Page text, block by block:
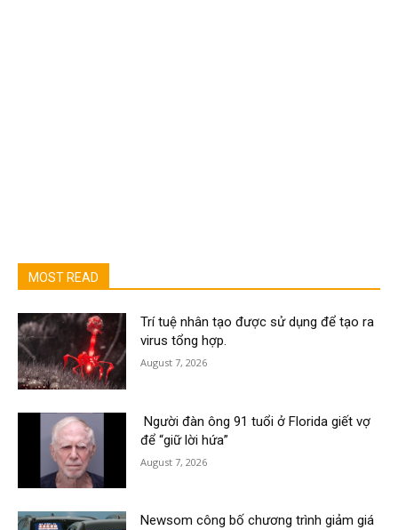
MOST READ
Trí tuệ nhân tạo được sử dụng để tạo ra
virus tổng hợp.
August 7, 2026
Người đàn ông 91 tuổi ở Florida giết vợ
để “giữ lời hứa”
August 7, 2026
Newsom công bố chương trình giảm giá